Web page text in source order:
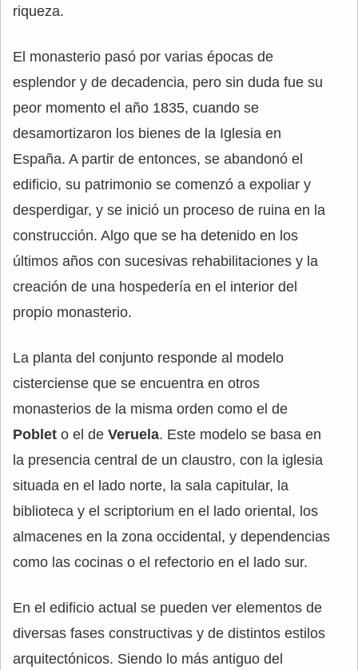
riqueza.
El monasterio pasó por varias épocas de
esplendor y de decadencia, pero sin duda fue su
peor momento el año 1835, cuando se
desamortizaron los bienes de la Iglesia en
España. A partir de entonces, se abandonó el
edificio, su patrimonio se comenzó a expoliar y
desperdigar, y se inició un proceso de ruina en la
construcción. Algo que se ha detenido en los
últimos años con sucesivas rehabilitaciones y la
creación de una hospedería en el interior del
propio monasterio.
La planta del conjunto responde al modelo
cisterciense que se encuentra en otros
monasterios de la misma orden como el de
Poblet o el de Veruela. Este modelo se basa en
la presencia central de un claustro, con la iglesia
situada en el lado norte, la sala capitular, la
biblioteca y el scriptorium en el lado oriental, los
almacenes en la zona occidental, y dependencias
como las cocinas o el refectorio en el lado sur.
En el edificio actual se pueden ver elementos de
diversas fases constructivas y de distintos estilos
arquitectónicos. Siendo lo más antiguo del